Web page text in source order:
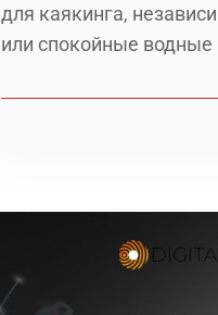
для каякинга,
или спокойные